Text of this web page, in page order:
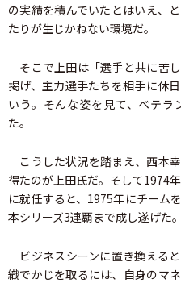
の実績を積んでいたとはいえ、
たりが生じかねない環境だ。
そこで上田は「選手と共に苦
掲げ、主力選手たちを相手に休
いう。そんな姿を見て、ベテ
た。
こうした状況を踏まえ、西本
得たのが上田氏だ。そして1974
に就任すると、1975年にチーム
本シリーズ3連覇まで成し遂げた。
ビジネスシーンに置き換えると
織でかじを取るには、自身のマ